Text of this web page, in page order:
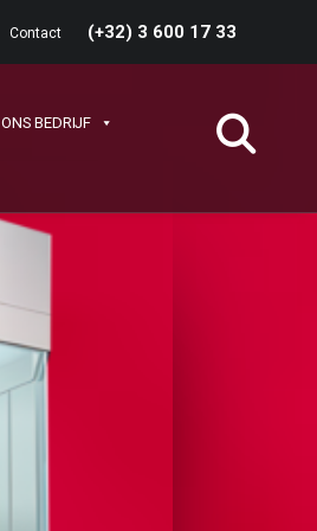
Contact (+32) 3 600 17 33
ONS BEDRIJF